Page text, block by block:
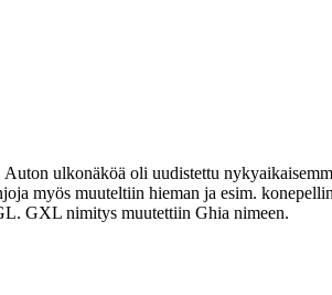
ulkonäköä oli uudistettu
myös muuteltiin hieman ja esim.
GXL nimitys muutettiin Ghia nimeen.